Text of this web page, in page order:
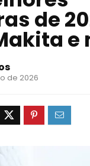
de
e
de 2026